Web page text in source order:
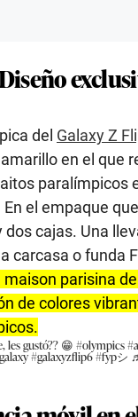
del Galaxy Z
en el que
paralímpicos
el empaque
cajas. Una
carcasa o funda
parisina
de colores
les gustó?? 😁 #olympics
#galaxyzflip6#fypシ